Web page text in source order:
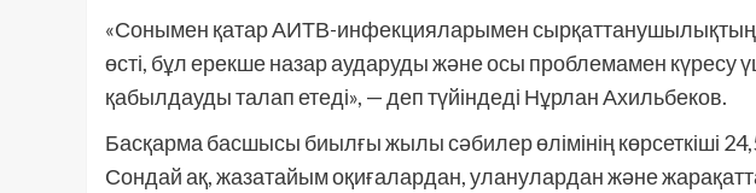
«Сонымен қатар АИТВ-инфекцияларымен сырқаттанушылықтың
өсті, бұл ерекше назар аударуды және осы проблемамен күресу
қабылдауды талап етеді», — деп түйіндеді Нұрлан Ахильбеков.
Басқарма басшысы биылғы жылы сәбилер өлімінің көрсеткіші
Сондай ақ, жазатайым оқиғалардан, уланулардан және